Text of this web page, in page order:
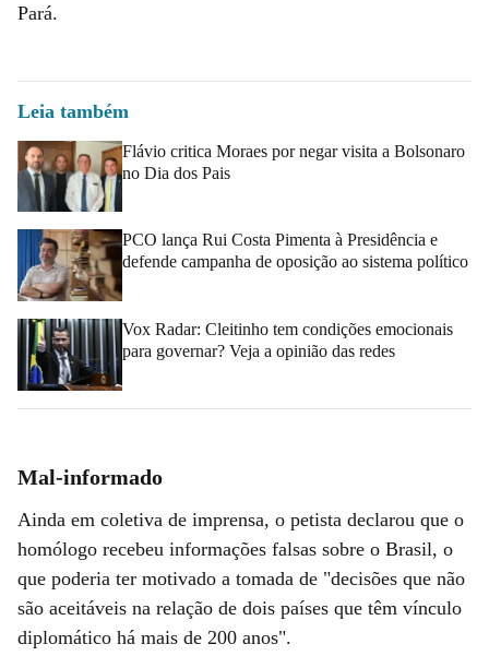
Pará.
Leia também
Flávio critica Moraes por negar visita a Bolsonaro
no Dia dos Pais
PCO lança Rui Costa Pimenta à Presidência e
defende campanha de oposição ao sistema político
Vox Radar: Cleitinho tem condições emocionais
para governar? Veja a opinião das redes
Mal-informado
Ainda em coletiva de imprensa, o petista declarou que o
homólogo recebeu informações falsas sobre o Brasil, o
que poderia ter motivado a tomada de "decisões que não
são aceitáveis na relação de dois países que têm vínculo
diplomático há mais de 200 anos".